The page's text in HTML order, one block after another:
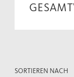
SORTIEREN NACH